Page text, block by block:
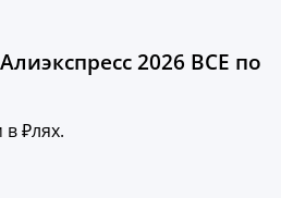
2026 ВСЕ по
₽лях.